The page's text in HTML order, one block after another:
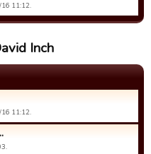
11:12.
Inch
11:12.